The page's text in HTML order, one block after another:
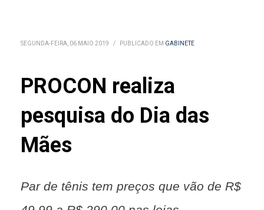
SEGUNDA-FEIRA, 06 MAIO 2019 / PUBLICADO EM GABINETE
PROCON realiza
pesquisa do Dia das
Mães
Par de tênis tem preços que vão de R$